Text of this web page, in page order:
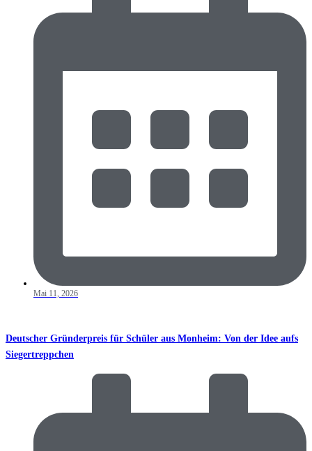
Mai 11, 2026
Deutscher Gründerpreis für Schüler aus Monheim: Von der Idee aufs
Siegertreppchen